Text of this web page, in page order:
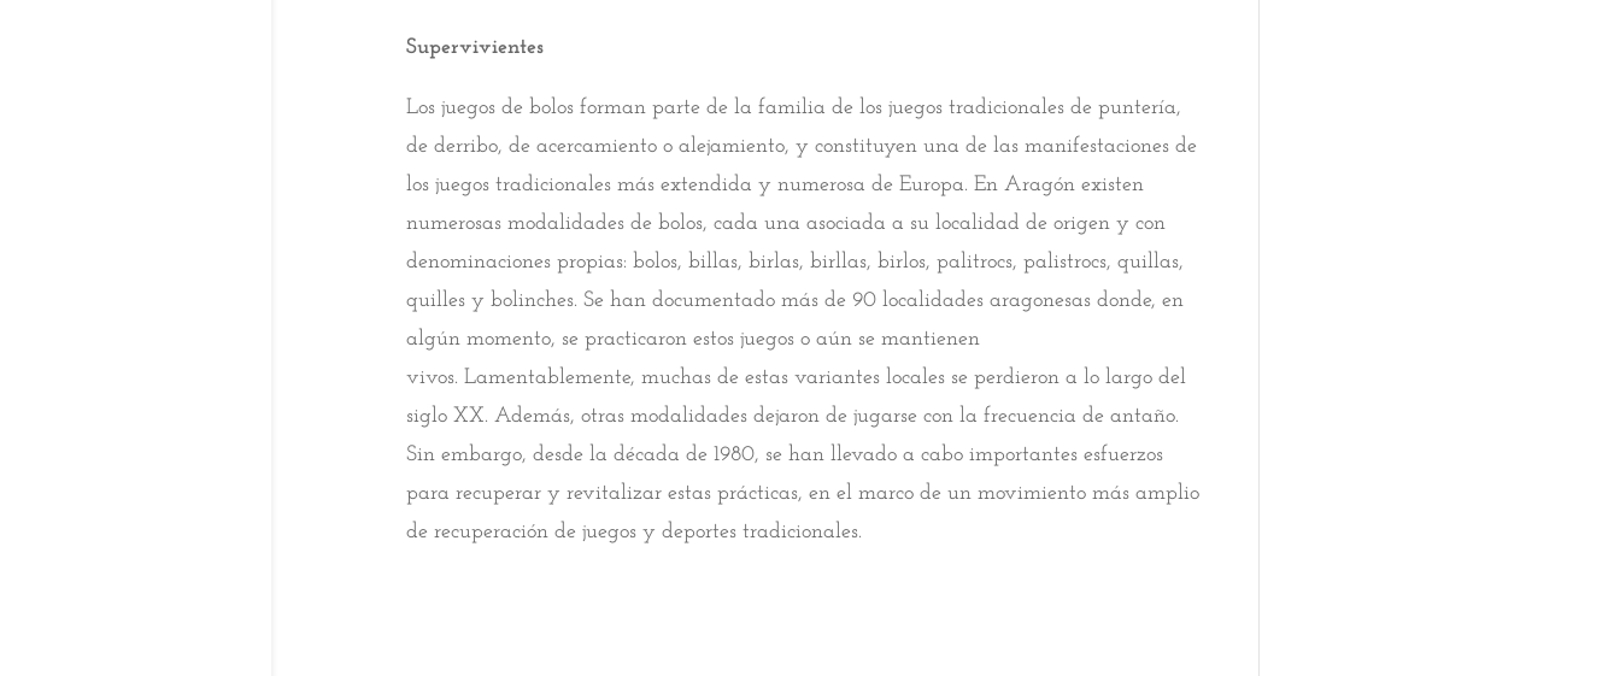
Supervivientes
Los juegos de bolos forman parte de la familia de los juegos tradicionales de puntería,
de derribo, de acercamiento o alejamiento, y constituyen una de las manifestaciones de
los juegos tradicionales más extendida y numerosa de Europa. En Aragón existen
numerosas modalidades de bolos, cada una asociada a su localidad de origen y con
denominaciones propias: bolos, billas, birlas, birllas, birlos, palitrocs, palistrocs, quillas,
quilles y bolinches. Se han documentado más de 90 localidades aragonesas donde, en
algún momento, se practicaron estos juegos o aún se mantienen
vivos. Lamentablemente, muchas de estas variantes locales se perdieron a lo largo del
siglo XX. Además, otras modalidades dejaron de jugarse con la frecuencia de antaño.
Sin embargo, desde la década de 1980, se han llevado a cabo importantes esfuerzos
para recuperar y revitalizar estas prácticas, en el marco de un movimiento más amplio
de recuperación de juegos y deportes tradicionales.